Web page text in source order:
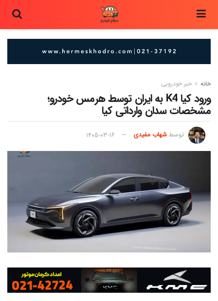
خانه خبر خودرویی
ورود کیا K4 به ایران توسط هرمس خودرو؛
مشخصات سدان وارداتی کیا
توسطشهاب مفیدی ۱۴۰۵-۰۳-۱۶